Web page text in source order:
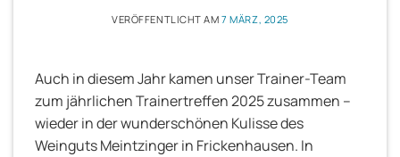
VERÖFFENTLICHT AM7 MÄRZ, 2025
Auch in diesem Jahr kamen unser Trainer-Team
zum jährlichen Trainertreffen 2025 zusammen –
wieder in der wunderschönen Kulisse des
Weinguts Meintzinger in Frickenhausen. In